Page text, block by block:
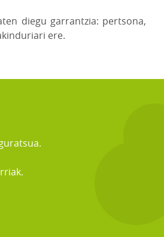
diegu garrantzia: pertsona,
ere.